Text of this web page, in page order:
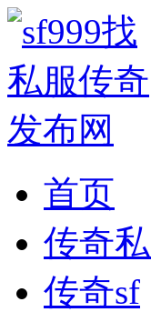
首页
传奇
传奇sf